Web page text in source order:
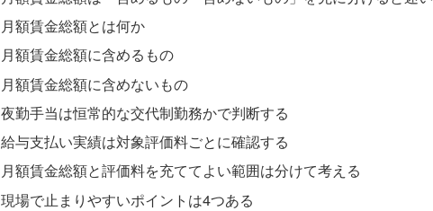
月額賃金総額とは何か
月額賃金総額に含めるもの
月額賃金総額に含めないもの
夜勤手当は恒常的な交代制勤務かで判断する
給与支払い実績は対象評価料ごとに確認する
月額賃金総額と評価料を充ててよい範囲は分けて考える
現場で止まりやすいポイントは4つある